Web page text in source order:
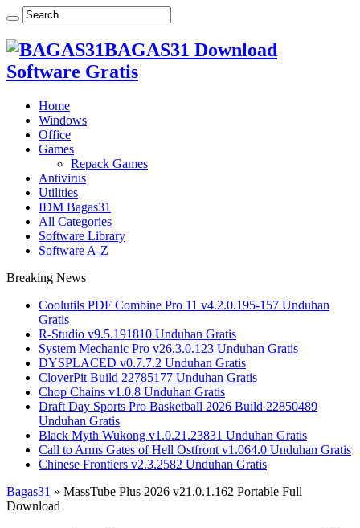
BAGAS31 Download
Software Gratis
Home
Windows
Office
Games
Repack Games
Antivirus
Utilities
IDM Bagas31
All Categories
Software Library
Software A-Z
Breaking News
Coolutils PDF Combine Pro 11 v4.2.0.195-157 Unduhan
Gratis
R-Studio v9.5.191810 Unduhan Gratis
System Mechanic Pro v26.3.0.123 Unduhan Gratis
DYSPLACED v0.7.7.2 Unduhan Gratis
CloverPit Build 22785177 Unduhan Gratis
Chop Chains v1.0.8 Unduhan Gratis
Draft Day Sports Pro Basketball 2026 Build 22850489
Unduhan Gratis
Black Myth Wukong v1.0.21.23831 Unduhan Gratis
Call to Arms Gates of Hell Ostfront v1.064.0 Unduhan Gratis
Chinese Frontiers v2.3.2582 Unduhan Gratis
Bagas31 » MassTube Plus 2026 v21.0.1.162 Portable Full
Download